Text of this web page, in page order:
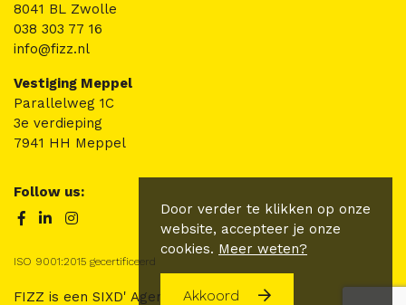
8041 BL Zwolle
038 303 77 16
info@fizz.nl
Vestiging Meppel
Parallelweg 1C
3e verdieping
7941 HH Meppel
Follow us:
ISO 9001:2015 gecertificeerd
FIZZ is een SIXD' Agency.
Door verder te klikken op onze
website, accepteer je onze
cookies. Meer weten?
Akkoord